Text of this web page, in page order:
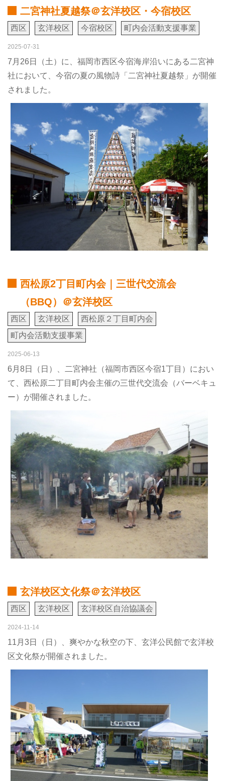
二宮神社夏越祭＠玄洋校区・今宿校区
西区 玄洋校区 今宿校区 町内会活動支援事業
2025-07-31
7月26日（土）に、福岡市西区今宿海岸沿いにある二宮神
社において、今宿の夏の風物詩「二宮神社夏越祭」が開催
されました。
西松原2丁目町内会｜三世代交流会
（BBQ）＠玄洋校区
西区 玄洋校区
西松原２丁目町内会
町内会活動支援事業
2025-06-13
6月8日（日）、二宮神社（福岡市西区今宿1丁目）におい
て、西松原二丁目町内会主催の三世代交流会（バーベキュ
ー）が開催されました。
玄洋校区文化祭＠玄洋校区
西区 玄洋校区 玄洋校区自治協議会
2024-11-14
11月3日（日）、爽やかな秋空の下、玄洋公民館で玄洋校
区文化祭が開催されました。